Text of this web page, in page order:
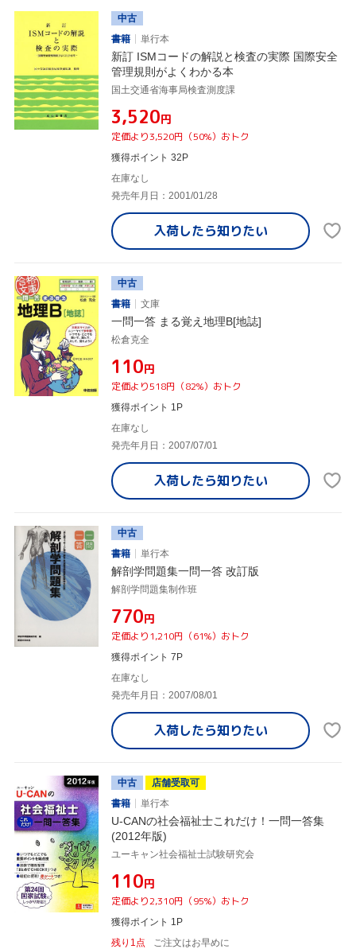
中古
書籍
単行本
新訂 ISMコードの解説と検査の実際 国際安全
管理規則がよくわかる本
国土交通省海事局検査測度課
¥3,520円
定価より3,520円（50%）おトク
獲得ポイント 32P
在庫なし
発売年月日：2001/01/28
入荷したら知りたい
中古
書籍
文庫
一問一答 まる覚え地理B[地誌]
松倉克全
¥110円
定価より518円（82%）おトク
獲得ポイント 1P
在庫なし
発売年月日：2007/07/01
入荷したら知りたい
中古
書籍
単行本
解剖学問題集一問一答 改訂版
解剖学問題集制作班
¥770円
定価より1,210円（61%）おトク
獲得ポイント 7P
在庫なし
発売年月日：2007/08/01
入荷したら知りたい
中古
店舗受取可
書籍
単行本
U-CANの社会福祉士これだけ！一問一答集
(2012年版)
ユーキャン社会福祉士試験研究会
¥110円
定価より2,310円（95%）おトク
獲得ポイント 1P
残り1点
ご注文はお早めに